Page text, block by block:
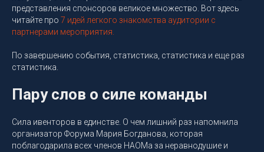
представления спонсоров великое множество. Вот здесь
читайте про 7 идей легкого знакомства аудитории с
партнерами мероприятия.
По завершению события, статистика, статистика и еще раз
статистика.
Пару слов о силе команды
Сила ивенторов в единстве. О чем лишний раз напомнила
организатор Форума Мария Богданова, которая
поблагодарила всех членов НАОМа за неравнодушие и